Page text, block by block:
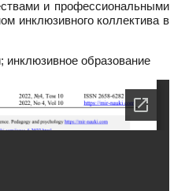
и профессиональными
инклюзивного коллектива в
инклюзивное образование